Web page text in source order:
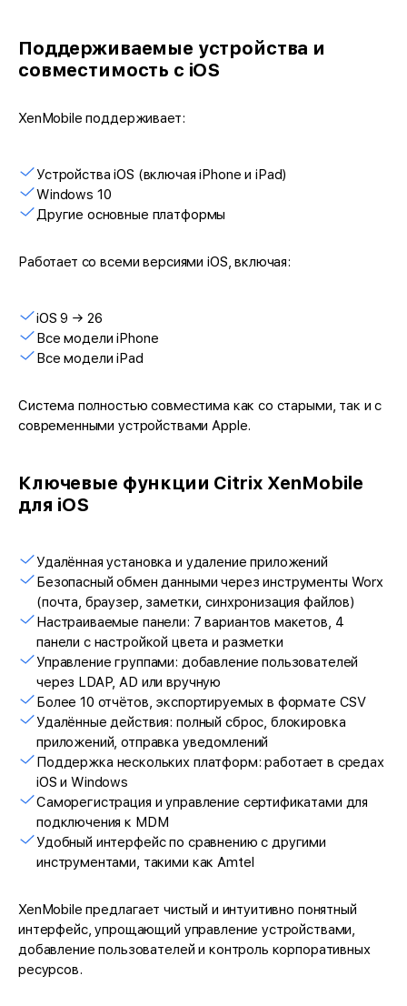
Поддерживаемые устройства и
совместимость с iOS
XenMobile поддерживает:
Устройства iOS (включая iPhone и iPad)
Windows 10
Другие основные платформы
Работает со всеми версиями iOS, включая:
iOS 9 → 26
Все модели iPhone
Все модели iPad
Система полностью совместима как со старыми, так и с
современными устройствами Apple.
Ключевые функции Citrix XenMobile
для iOS
Удалённая установка и удаление приложений
Безопасный обмен данными через инструменты Worx
(почта, браузер, заметки, синхронизация файлов)
Настраиваемые панели: 7 вариантов макетов, 4
панели с настройкой цвета и разметки
Управление группами: добавление пользователей
через LDAP, AD или вручную
Более 10 отчётов, экспортируемых в формате CSV
Удалённые действия: полный сброс, блокировка
приложений, отправка уведомлений
Поддержка нескольких платформ: работает в средах
iOS и Windows
Саморегистрация и управление сертификатами для
подключения к MDM
Удобный интерфейс по сравнению с другими
инструментами, такими как Amtel
XenMobile предлагает чистый и интуитивно понятный
интерфейс, упрощающий управление устройствами,
добавление пользователей и контроль корпоративных
ресурсов.